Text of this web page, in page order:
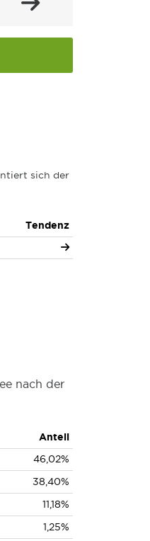
sich der
Tendenz
nach der
Anteil
46,02%
38,40%
11,18%
1,25%